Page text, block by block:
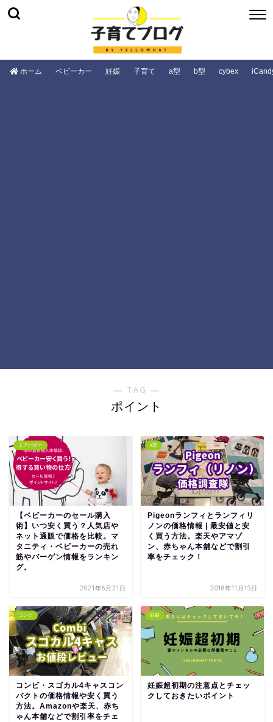
ホーム ベビーカー 妊娠 子育て a型 b型 cybex
― TAG ―
ポイント
エアバギー
【ベビーカーのセール購入
術】いつ安く買う？人気店や
ネット通販で価格を比較。マ
タニティ・ベビーカーの売れ
筋やバーゲン情報をランキン
グ。
2021年6月21日
a型
Pigeonランフィとランフィリ
ノンの価格情報 | 最安値と安
く買う方法。楽天やアマゾ
ン、赤ちゃん本舗などで割引
率をチェック！
2018年11月15日
コンビ
コンビ・スゴカル4キャスコン
パクトの価格情報や安く買う
方法。Amazonや楽天、赤ち
ゃん本舗などで割引率をチェ
妊娠
妊娠超初期の注意点とチェッ
クしておきたいポイント